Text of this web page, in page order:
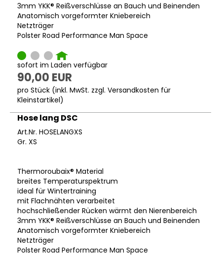
3mm YKK® Reißverschlüsse an Bauch und Beinenden
Anatomisch vorgeformter Kniebereich
Netzträger
Polster Road Performance Man Space
sofort im Laden verfügbar
90,00 EUR
pro Stück (inkl. MwSt. zzgl. Versandkosten für
Kleinstartikel)
Hose lang DSC
Art.Nr. HOSELANGXS
Gr. XS
Thermoroubaix® Material
breites Temperaturspektrum
ideal für Wintertraining
mit Flachnähten verarbeitet
hochschließender Rücken wärmt den Nierenbereich
3mm YKK® Reißverschlüsse an Bauch und Beinenden
Anatomisch vorgeformter Kniebereich
Netzträger
Polster Road Performance Man Space